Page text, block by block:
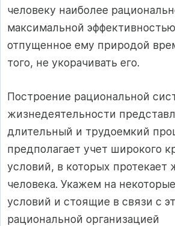
человеку наиболее
максимальной
отпущенное ему природой
того, не укорачивать его.
Построение рациональной
жизнедеятельности
длительный и трудоемкий
предполагает учет широкого
условий, в которых протекает
человека. Укажем на
условий и стоящие в связи с
рациональной организацией